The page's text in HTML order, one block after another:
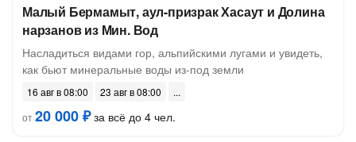
Малый Бермамыт, аул-призрак Хасаут и Долина
нарзанов из Мин. Вод
Насладиться видами гор, альпийскими лугами и увидеть,
как бьют минеральные воды из-под земли
16 авг в 08:00
23 авг в 08:00
от20 000 ₽за всё до 4 чел.